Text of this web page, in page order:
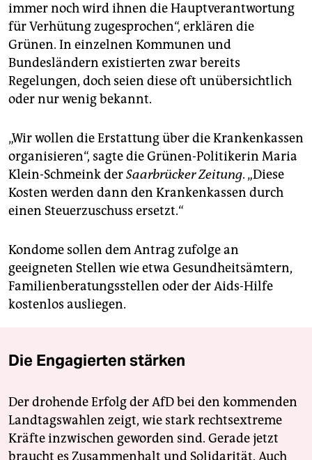
immer noch wird ihnen die Hauptverantwortung
für Verhütung zugesprochen“, erklären die
Grünen. In einzelnen Kommunen und
Bundesländern existierten zwar bereits
Regelungen, doch seien diese oft unübersichtlich
oder nur wenig bekannt.
„Wir wollen die Erstattung über die Krankenkassen
organisieren“, sagte die Grünen-Politikerin Maria
Klein-Schmeink derSaarbrücker Zeitung. „Diese
Kosten werden dann den Krankenkassen durch
einen Steuerzuschuss ersetzt.“
Kondome sollen dem Antrag zufolge an
geeigneten Stellen wie etwa Gesundheitsämtern,
Familienberatungsstellen oder der Aids-Hilfe
kostenlos ausliegen.
Die Engagierten stärken
Der drohende Erfolg der AfD bei den kommenden
Landtagswahlen zeigt, wie stark rechtsextreme
Kräfte inzwischen geworden sind. Gerade jetzt
braucht es Zusammenhalt und Solidarität. Auch